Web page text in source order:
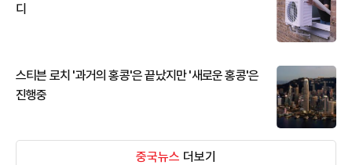
디
스티븐 로치 '과거의 홍콩'은 끝났지만 '새로운 홍콩'은
진행중
중국뉴스 더보기